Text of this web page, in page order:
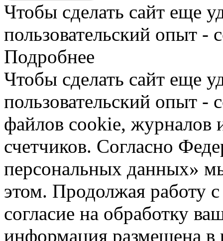
Чтобы сделать сайт еще
пользовательский опыт -
Подробнее
Чтобы сделать сайт еще
пользовательский опыт
файлов cookie, журналов
счетчиков. Согласно
персональных данных»
этом. Продолжая работу
согласие на обработку
информация размещена в